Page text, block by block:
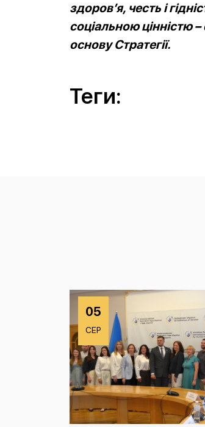
здоров’я, честь і
соціальною цінністю
основу Стратегії.
Теги:
05
СЕР